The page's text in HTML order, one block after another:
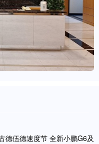
德伍德速度节 全新小鹏G6及